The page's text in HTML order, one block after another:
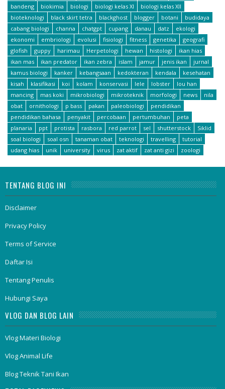
bandeng
biokimia biologi biologi kelas XI
biologi kelas XII
bioteknologi
black skirt tetra blackghost blogger botani
budidaya
cabang biologi
channa chatgpt cupang danau datz
ekologi
ekonomi
embriologi evolusi fisiologi fitness genetika
geografi
glofish
guppy harimau Herpetologi hewan histologi
ikan hias
ikan mas
ikan predator ikan zebra islam jamur jenis ikan
jurnal
kamus biologi
kanker kebangsaan kedokteran kendala
kesehatan
kisah
klasifikasi koi kolam konservasi lele lobster
lou han
mancing
mas koki mikrobiologi mikroteknik morfologi news
nila
obat
ornithologi p bass pakan paleobiologi
pendidikan
pendidikan bahasa
penyakit percobaan pertumbuhan
peta
planaria
ppt protista rasbora red parrot sel shutterstock
Siklid
soal biologi
soal osn tanaman obat teknologi travelling
tutorial
udang hias
unik university virus zat aktif zat anti gizi zoologi
TENTANG BLOG INI
Disclaimer
Privacy Policy
Terms of Service
Daftar Isi
Tentang Penulis
Hubungi Saya
VLOG DAN BLOG LAIN
Vlog Materi Biologi
Vlog Animal Life
Blog Teknik Tani Ikan